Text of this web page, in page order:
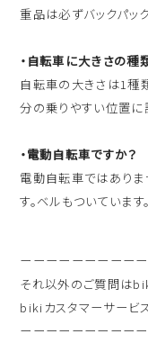
重品は必ずバックパッ
・自転車に大きさの種
自転車の大きさは1種
分の乗りやすい位置に
・電動自転車ですか？
電動自転車ではありま
す。ベルもついています。
ーーーーーーーーー
それ以外のご質問は
bikiカスタマーサー
ーーーーーーーーー